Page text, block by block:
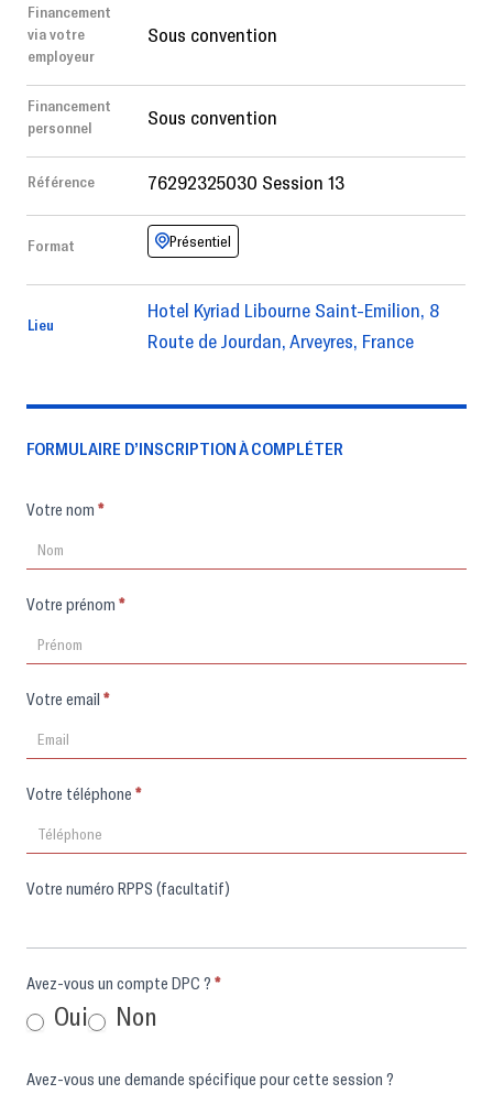
Financement
via votre
employeur
Sous convention
Financement
personnel
Sous convention
Référence 76292325030 Session 13
Format Présentiel
Lieu
Hotel Kyriad Libourne Saint-Emilion, 8
Route de Jourdan, Arveyres, France
FORMULAIRE D’INSCRIPTION À COMPLÉTER
Formulaire
Votre nom *
Votre prénom *
Votre email *
Votre téléphone *
Votre numéro RPPS (facultatif)
Avez-vous un compte DPC ? *
Oui Non
Avez-vous une demande spécifique pour cette session ?